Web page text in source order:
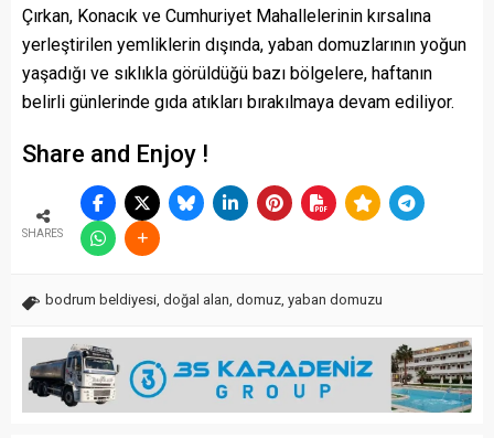
Çırkan, Konacık ve Cumhuriyet Mahallelerinin kırsalına
yerleştirilen yemliklerin dışında, yaban domuzlarının yoğun
yaşadığı ve sıklıkla görüldüğü bazı bölgelere, haftanın
belirli günlerinde gıda atıkları bırakılmaya devam ediliyor.
Share and Enjoy !
SHARES
bodrum beldiyesi, doğal alan, domuz, yaban domuzu